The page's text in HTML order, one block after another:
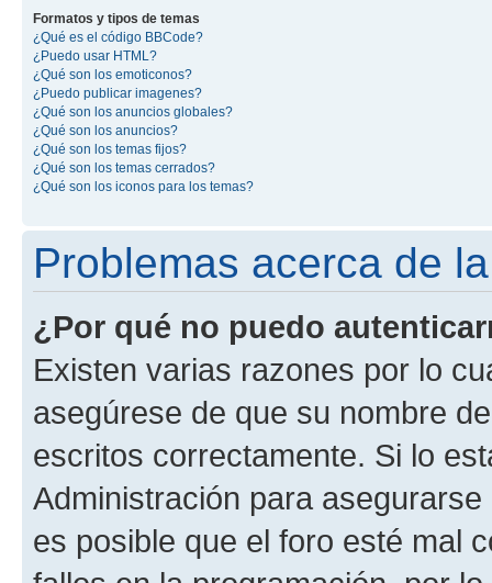
Formatos y tipos de temas
¿Qué es el código BBCode?
¿Puedo usar HTML?
¿Qué son los emoticonos?
¿Puedo publicar imagenes?
¿Qué son los anuncios globales?
¿Qué son los anuncios?
¿Qué son los temas fijos?
¿Qué son los temas cerrados?
¿Qué son los iconos para los temas?
Problemas acerca de
¿Por qué no puedo
Existen varias razones por lo
asegúrese de que su nombre
escritos correctamente. Si lo
Administración para
es posible que el foro esté mal